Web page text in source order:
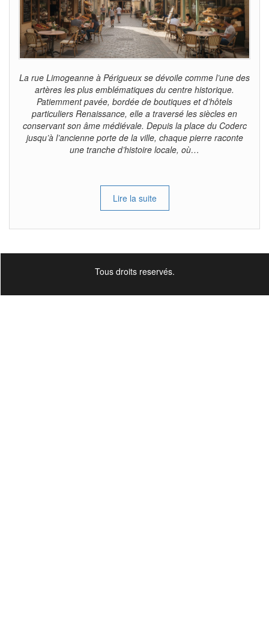
La rue Limogeanne à Périgueux se dévoile comme l’une des
artères les plus emblématiques du centre historique.
Patiemment pavée, bordée de boutiques et d’hôtels
particuliers Renaissance, elle a traversé les siècles en
conservant son âme médiévale. Depuis la place du Coderc
jusqu’à l’ancienne porte de la ville, chaque pierre raconte
une tranche d’histoire locale, où…
Lire la suite
Tous droits reservés.